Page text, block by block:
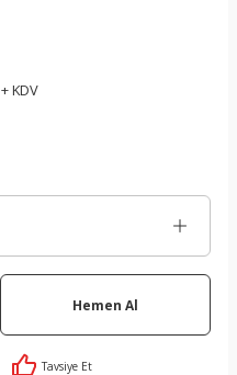
KDV
Hemen Al
Tavsiye Et